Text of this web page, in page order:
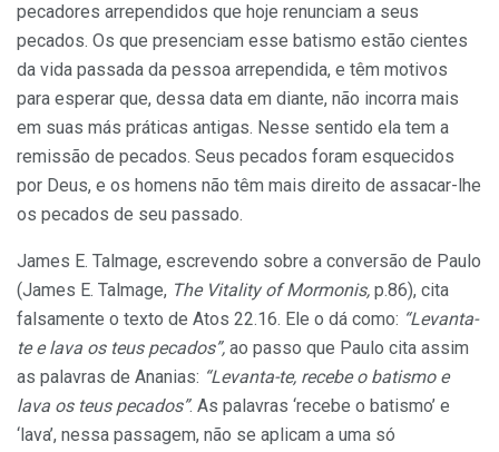
pecadores arrependidos que hoje renunciam a seus
pecados. Os que presenciam esse batismo estão cientes
da vida passada da pessoa arrependida, e têm motivos
para esperar que, dessa data em diante, não incorra mais
em suas más práticas antigas. Nesse sentido ela tem a
remissão de pecados. Seus pecados foram esquecidos
por Deus, e os homens não têm mais direito de assacar-lhe
os pecados de seu passado.
James E. Talmage, escrevendo sobre a conversão de Paulo
(James E. Talmage, The Vitality of Mormonis, p.86), cita
falsamente o texto de Atos 22.16. Ele o dá como: “Levanta-
te e lava os teus pecados”, ao passo que Paulo cita assim
as palavras de Ananias: “Levanta-te, recebe o batismo e
lava os teus pecados”. As palavras ‘recebe o batismo’ e
‘lava’, nessa passagem, não se aplicam a uma só